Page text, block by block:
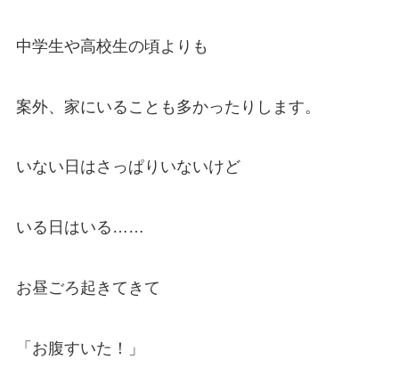
中学生や高校生の頃よりも
案外、家にいることも多かったりします。
いない日はさっぱりいないけど
いる日はいる……
お昼ごろ起きてきて
「お腹すいた！」